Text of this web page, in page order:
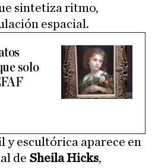
sintetiza ritmo,
espacial.
solo
y escultórica aparece en
de Sheila Hicks,